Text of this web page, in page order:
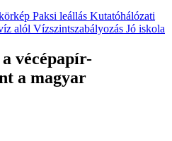
Paksi leállás Kutatóhálózati
alól Vízszintszabályozás Jó iskola
vécépapír-
a magyar